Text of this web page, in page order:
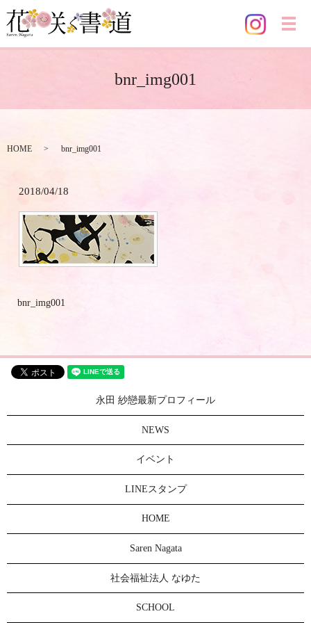
メ
bnr_img001
HOME bnr_img001
2018/04/18
bnr_img001
永田 紗戀最新プロフィール
NEWS
イベント
LINEスタンプ
HOME
Saren Nagata
社会福祉法人 なゆた
SCHOOL